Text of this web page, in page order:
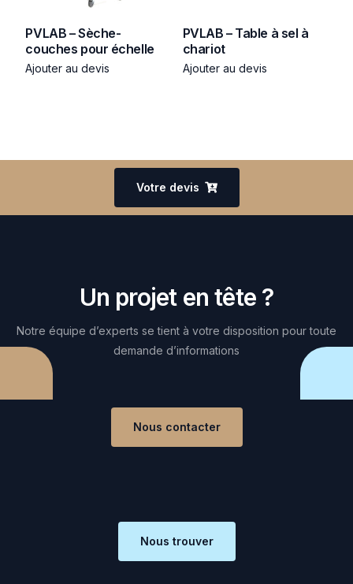
PVLAB – Sèche-
couches pour échelle
Ajouter au devis
PVLAB – Table à sel à
chariot
Ajouter au devis
Votre devis
Un projet en tête ?
Notre équipe d’experts se tient à votre disposition pour toute
demande d’informations
Nous contacter
Nous trouver